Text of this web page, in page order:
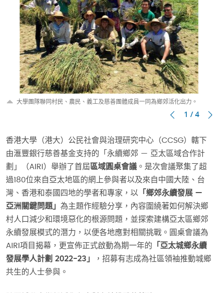
大學團隊聯同村民、農民、義工及慈善團體成員一同為鄉郊活化出力。
1 / 4
香港大學（港大）公民社會與治理研究中心（CCSG）轄下
由滙豐銀行慈善基金支持的「永續鄉郊 — 亞太區域合作計
劃」（AIRI）舉辦了首屆 區域圓桌會議 。是次會議聚集了超
過180位來自亞太地區的網上參與者以及來自中國大陸、台
灣、香港和泰國四地的學者和專家，以 「鄉郊永續發展 —
亞洲關鍵問題」 為主題作經驗分享，內容圍繞著如何解決鄉
村人口減少和環境惡化的根源問題，並探索建構亞太區鄉郊
永續發展模式的潛力，以便各地應對相關挑戰。圓桌會議為
AIRI項目揭幕，更宣佈正式啟動為期一年的 「亞太城鄉永續
發展學人計劃 2022-23」
，招募有志成為社區領袖推動城鄉
共生的人士參與。